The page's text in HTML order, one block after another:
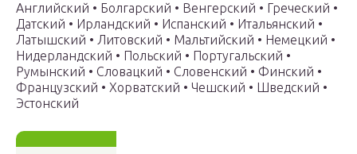
Английский • Болгарский • Венгерский • Греческий •
Датский • Ирландский • Испанский • Итальянский •
Латышский • Литовский • Мальтийский • Немецкий •
Нидерландский • Польский • Португальский •
Румынский • Словацкий • Словенский • Финский •
Французский • Хорватский • Чешский • Шведский •
Эстонский